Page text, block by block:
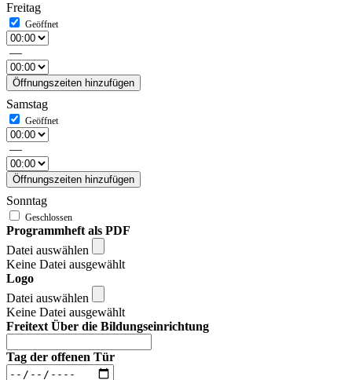
Freitag
—
Öffnungszeiten hinzufügen
Samstag
—
Öffnungszeiten hinzufügen
Sonntag
Programmheft als PDF
Datei auswählen
Keine Datei ausgewählt
Logo
Datei auswählen
Keine Datei ausgewählt
Freitext Über die Bildungseinrichtung
Tag der offenen Tür